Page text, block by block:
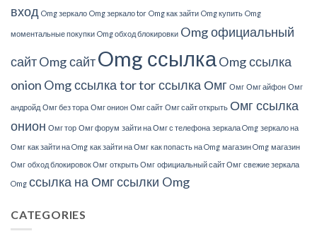
вход Omg зеркало Omg зеркало tor Omg как зайти Omg купить Omg
моментальные покупки Omg обход блокировки Omg официальный
сайтOmg сайтOmg ссылкаOmg ссылка
onion Omg ссылка tortor ссылка Омг Омг Омг айфон Омг
андройд Омг без тора Омг онион Омг сайт Омг сайт открыть Омг ссылка
онион Омг тор Омг форум зайти на Омг с телефона зеркала Omg зеркало на
Омг как зайти на Omg как зайти на Омг как попасть на Omg магазин Omg магазин
Омг обход блокировок Омг открыть Омг официальный сайт Омг свежие зеркала
Omg ссылка на Омгссылки Omg
CATEGORIES